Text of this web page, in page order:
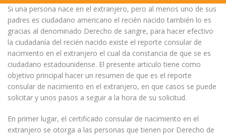
Si una persona nace en el extranjero, pero al menos uno de sus
padres es ciudadano americano el recién nacido también lo es
gracias al denominado Derecho de sangre, para hacer efectivo
la ciudadanía del recién nacido existe el reporte consular de
nacimiento en el extranjero el cual da constancia de que se es
ciudadano estadounidense. El presente articulo tiene como
objetivo principal hacer un resumen de que es el reporte
consular de nacimiento en el extranjero, en que casos se puede
solicitar y unos pasos a seguir a la hora de su solicitud.
En primer lugar, el certificado consular de nacimiento en el
extranjero se otorga a las personas que tienen por Derecho de